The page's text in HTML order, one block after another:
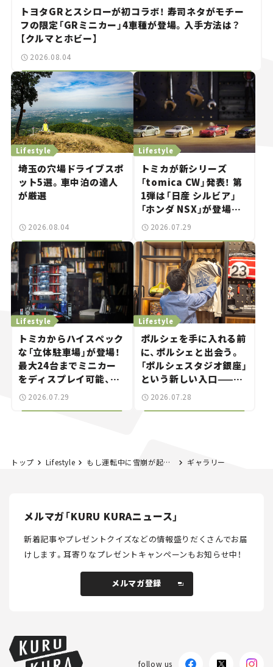
トヨタGRとスシローが初コラボ！ 寿司ネタがモチー
フの限定「GRミニカー」4車種が登場。入手方法は？
【クルマとホビー】
2026.08.04
埼玉の穴場ドライブスポ
ット5選。車中泊の達人
が厳選
Lifestyle
2026.08.04
トミカが新シリーズ
「tomica CW」発表！ 第
1弾は「日産 シルビア」
「ホンダ NSX」が登場。
世界が注目す
とホビー】
Lifestyle
2026.07.29
トミカからハイスペック
な「立体駐車場」が登場！
最大24台までミニカー
をディスプレイ可能、特
別な「日産 GT-R
Lifestyle
2026.07.29
ポルシェを手に入れる前
に、ポルシェと出会う。
「ポルシェスタジオ銀座」
という新しい入口——連
載｜CCGとクルマでどう
Lifestyle
2026.07.28
トップ Lifestyle もし運転中に雪崩が起きたらどうする!? 被害を防ぐための知識を身に着けて備えよう。【雪崩防災週間】 ギャラリー
メルマガ「KURU KURAニュース」
新着記事やプレゼントクイズなどの情報盛りだくさんでお届
けします。耳寄りなプレゼントキャンペーンもお知らせ中！
メルマガ登録
follow us